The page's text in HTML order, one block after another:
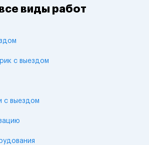
виды работ
с выездом
с выездом